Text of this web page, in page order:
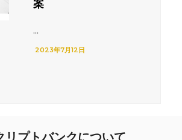
案
...
2023年7月12日